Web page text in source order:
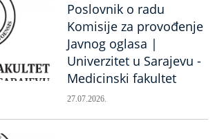
Poslovnik o radu
Komisije za provođenje
Javnog oglasa |
Univerzitet u Sarajevu -
Medicinski fakultet
27.07.2026.